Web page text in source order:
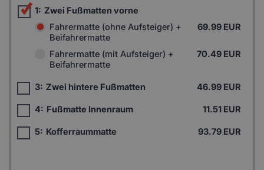
1: Zwei Fußmatten vorne
Fahrermatte (ohne Aufsteiger) +
Beifahrermatte
69.99 EUR
Fahrermatte (mit Aufsteiger) +
Beifahrermatte
70.49 EUR
3: Zwei hintere Fußmatten 46.99 EUR
4: Fußmatte Innenraum 11.51 EUR
5: Kofferraummatte 93.79 EUR